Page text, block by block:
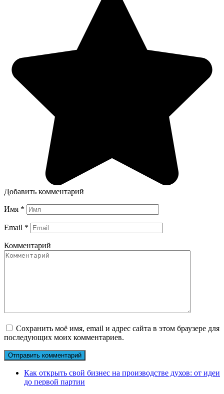
Добавить комментарий
Имя *
Email *
Комментарий
Сохранить моё имя, email и адрес сайта в этом браузере для
последующих моих комментариев.
Как открыть свой бизнес на производстве духов: от идеи
до первой партии